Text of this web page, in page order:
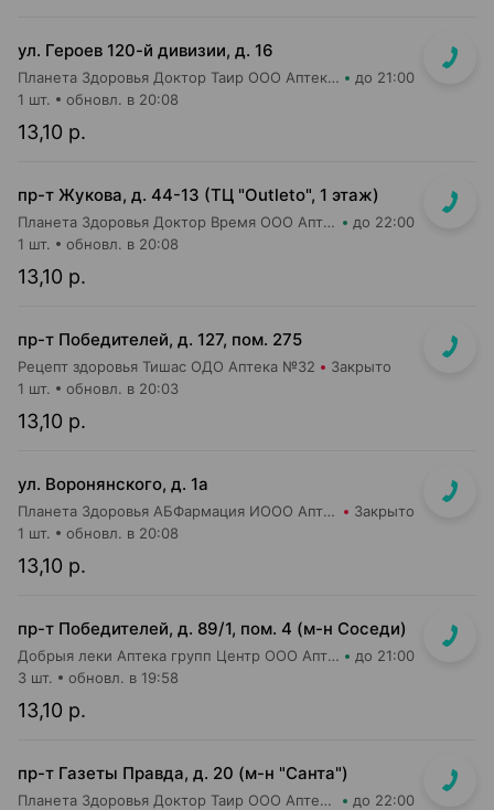
ул. Героев 120-й дивизии, д. 16
Планета Здоровья Доктор Таир ООО Аптека №2 до 21:00
13,10 р.
1 шт. обновл. в 20:08
пр-т Жукова, д. 44-13 (ТЦ "Outleto", 1 этаж)
Планета Здоровья Доктор Время ООО Аптека №21 до 22:00
13,10 р.
1 шт. обновл. в 20:08
пр-т Победителей, д. 127, пом. 275
Рецепт здоровья Тишас ОДО Аптека №32 Закрыто
13,10 р.
1 шт. обновл. в 20:03
ул. Воронянского, д. 1а
Планета Здоровья АБФармация ИООО Аптека №15 Закрыто
13,10 р.
1 шт. обновл. в 20:08
пр-т Победителей, д. 89/1, пом. 4 (м-н Соседи)
Добрыя леки Аптека групп Центр ООО Аптека №43 до 21:00
13,10 р.
3 шт. обновл. в 19:58
пр-т Газеты Правда, д. 20 (м-н "Санта")
Планета Здоровья Доктор Таир ООО Аптека №11 до 22:00